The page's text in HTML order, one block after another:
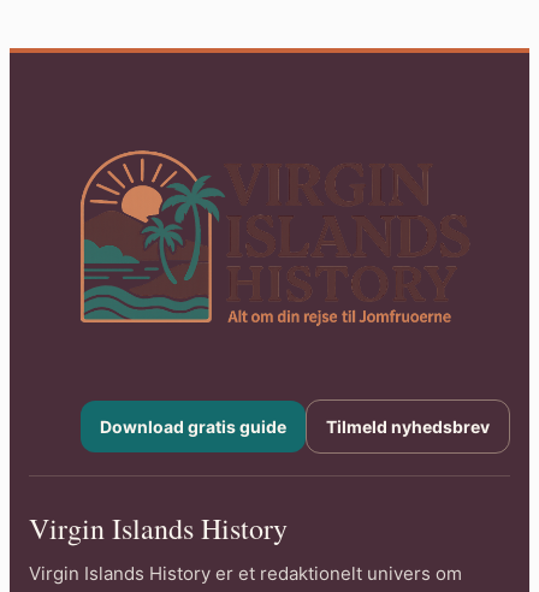
Download gratis guide Tilmeld nyhedsbrev
Virgin Islands History
Virgin Islands History er et redaktionelt univers om